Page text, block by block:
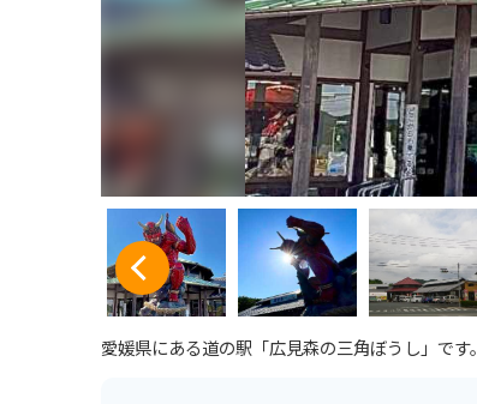
愛媛県にある道の駅「広見森の三角ぼうし」です。